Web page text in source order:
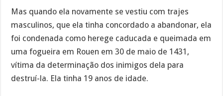
Mas quando ela novamente se vestiu com trajes
masculinos, que ela tinha concordado a abandonar, ela
foi condenada como herege caducada e queimada em
uma fogueira em Rouen em 30 de maio de 1431,
vítima da determinação dos inimigos dela para
destruí-la. Ela tinha 19 anos de idade.